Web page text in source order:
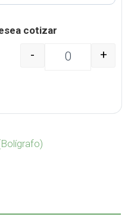
cotizar
Set de 12 Colores
- +